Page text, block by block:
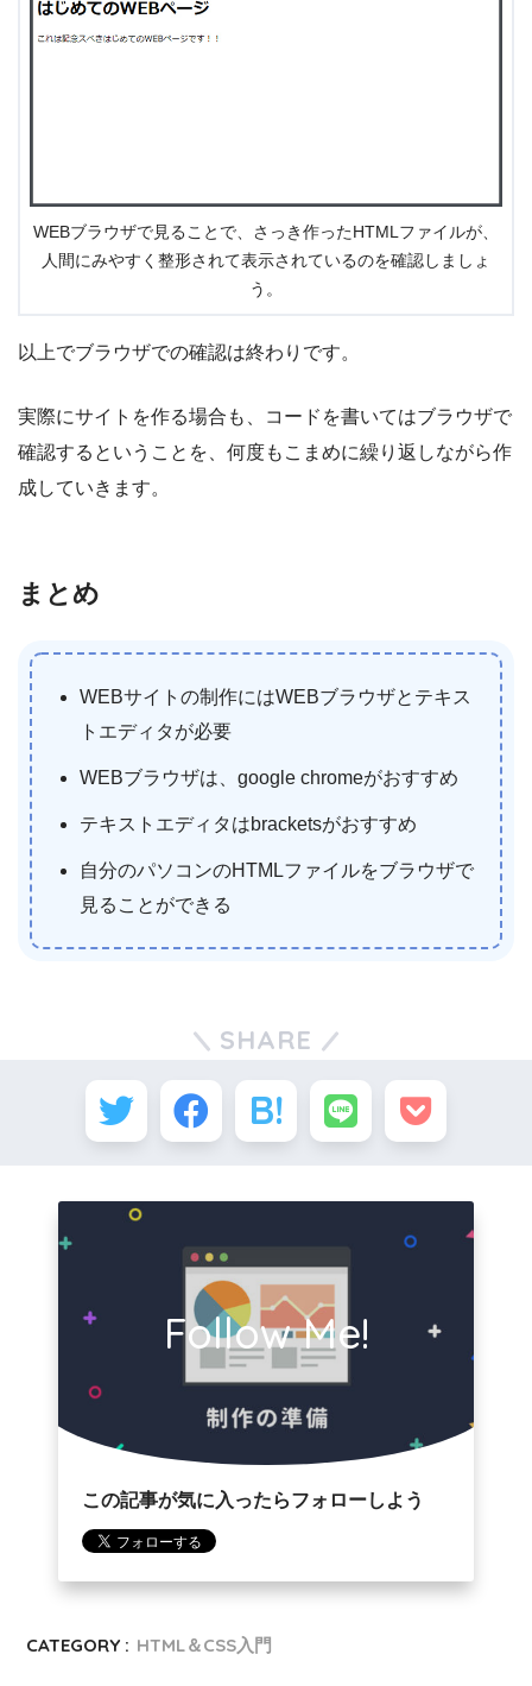
WEBブラウザで見ることで、さっき作ったHTMLファイルが、
人間にみやすく整形されて表示されているのを確認しましょ
う。
以上でブラウザでの確認は終わりです。
実際にサイトを作る場合も、コードを書いてはブラウザで
確認するということを、何度もこまめに繰り返しながら作
成していきます。
まとめ
WEBサイトの制作にはWEBブラウザとテキス
トエディタが必要
WEBブラウザは、google chromeがおすすめ
テキストエディタはbracketsがおすすめ
自分のパソコンのHTMLファイルをブラウザで
見ることができる
SHARE
Follow Me!
この記事が気に入ったらフォローしよう
CATEGORY : HTML＆CSS入門